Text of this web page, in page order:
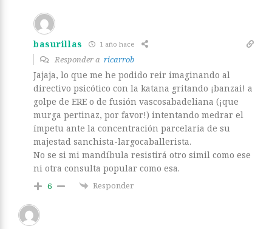
basurillas 1 año hace
Responder a ricarrob
Jajaja, lo que me he podido reir imaginando al
directivo psicótico con la katana gritando ¡banzai! a
golpe de ERE o de fusión vascosabadeliana (¡que
murga pertinaz, por favor!) intentando medrar el
ímpetu ante la concentración parcelaria de su
majestad sanchista-largocaballerista.
No se si mi mandíbula resistirá otro simil como ese
ni otra consulta popular como esa.
6 Responder